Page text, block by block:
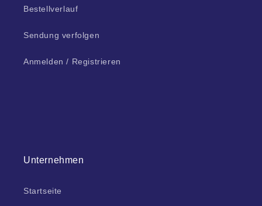
Bestellverlauf
Sendung verfolgen
Anmelden / Registrieren
Unternehmen
Startseite